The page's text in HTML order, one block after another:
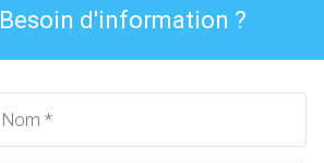
Besoin d'information ?